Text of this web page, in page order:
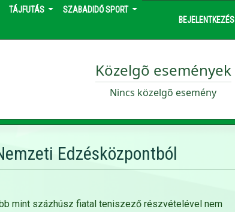
TÁJFUTÁS SZABADIDŐ SPORT
BEJELENTKEZÉS
Közelgõ események
Nincs közelgõ esemény
Edzésközpontból
mint százhúsz fiatal teniszező részvételével nem